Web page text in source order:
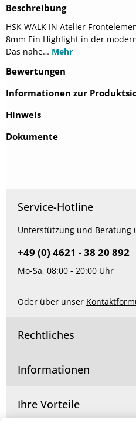
Beschreibung
HSK WALK IN Atelier
8mm Ein Highlight in der
Das nahe… Mehr
Bewertungen
Informationen zur
Hinweis
Dokumente
Service-Hotline
Unterstützung und Beratung
+49 (0) 4621 - 38 20 892
Mo-Sa, 08:00 - 20:00 Uhr
Oder über unser
Rechtliches
Informationen
Ihre Vorteile